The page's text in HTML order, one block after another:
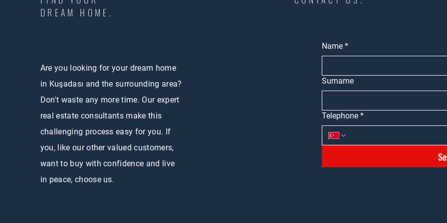
DREAM HOME.
Are you looking for your dream home
in Kuşadası and the surrounding area?
Don't waste any more time. Our expert
real estate consultants make this
challenging process easy for you. If
you, like our other valued customers,
want to buy with confidence and live
in peace, choose us.
Name *
Surname
Telephone *